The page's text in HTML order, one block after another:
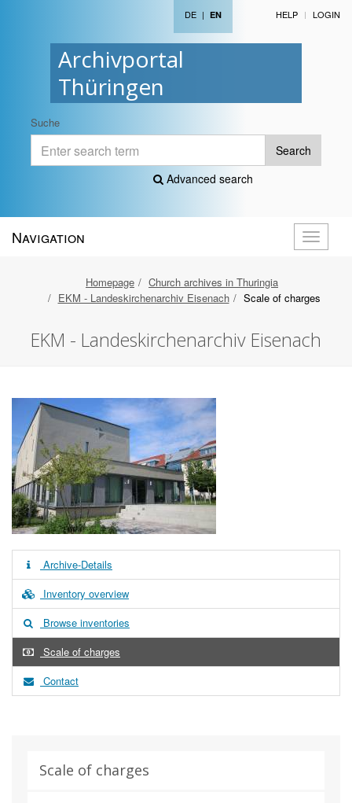
Archivportal
Thüringen
DE | EN HELP LOGIN
Suche
Search
Advanced search
Toggle
Navigation
Homepage
Church archives in Thuringia
EKM - Landeskirchenarchiv Eisenach
Scale of charges
EKM - Landeskirchenarchiv Eisenach
Archive-Details
Inventory overview
Browse inventories
Scale of charges
Contact
Scale of charges